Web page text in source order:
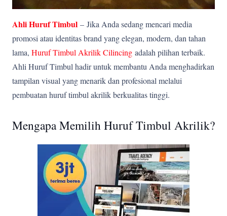
Ahli Huruf Timbul – Jika Anda sedang mencari media
promosi atau identitas brand yang elegan, modern, dan tahan
lama, Huruf Timbul Akrilik Cilincing adalah pilihan terbaik.
Ahli Huruf Timbul hadir untuk membantu Anda menghadirkan
tampilan visual yang menarik dan profesional melalui
pembuatan huruf timbul akrilik berkualitas tinggi.
Mengapa Memilih Huruf Timbul Akrilik?